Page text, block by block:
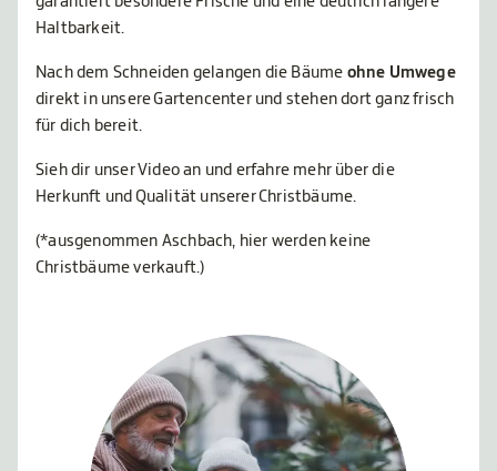
Haltbarkeit.
Nach dem Schneiden gelangen die Bäume ohne Umwege
direkt in unsere Gartencenter und stehen dort ganz frisch
für dich bereit.
Sieh dir unser Video an und erfahre mehr über die
Herkunft und Qualität unserer Christbäume.
(*ausgenommen Aschbach, hier werden keine
Christbäume verkauft.)